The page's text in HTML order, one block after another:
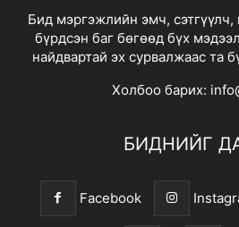
Бид мэргэжлийн эмч,
бүрдсэн баг бөгөөд бүх
найдвартай эх сурвалжаас та
Холбоо барих:
БИДНИЙГ
Facebook